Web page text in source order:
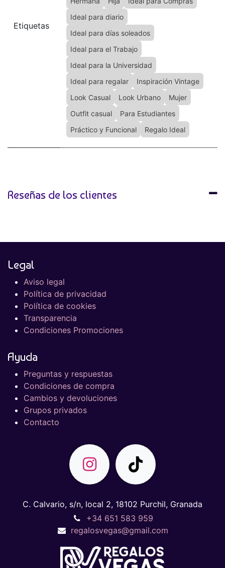
Etiquetas
Ideal para diario
Ideal para días soleados
Ideal para el Trabajo
Ideal para la Universidad
Ideal para regalar
Inspiración Vintage
Look Casual
Look Urbano
Mujer
Outfit casual
Para Estudiantes
Práctico y Funcional
Regalo Ideal
Reseñas de los clientes
Legal
Aviso legal
Política de privacidad
Política de cookies
Transparencia
Condiciones Promociones
Ayuda
Preguntas y respuestas
Condiciones de compra
Cambios y devoluciones
Grupos privados
Contacto
C. Calvario, s/n, local 2, 18102 Purchil, Granada
+34 651 583 959
regalosvegas@gmail.com